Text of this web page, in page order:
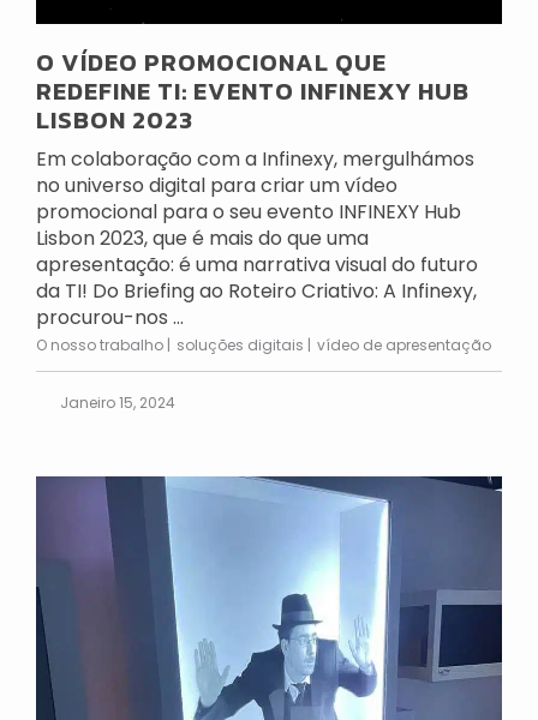
O VÍDEO PROMOCIONAL QUE
REDEFINE TI: EVENTO INFINEXY HUB
LISBON 2023
Em colaboração com a Infinexy, mergulhámos
no universo digital para criar um vídeo
promocional para o seu evento INFINEXY Hub
Lisbon 2023, que é mais do que uma
apresentação: é uma narrativa visual do futuro
da TI! Do Briefing ao Roteiro Criativo: A Infinexy,
procurou-nos ...
O nosso trabalho soluções digitais vídeo de apresentação
Janeiro 15, 2024